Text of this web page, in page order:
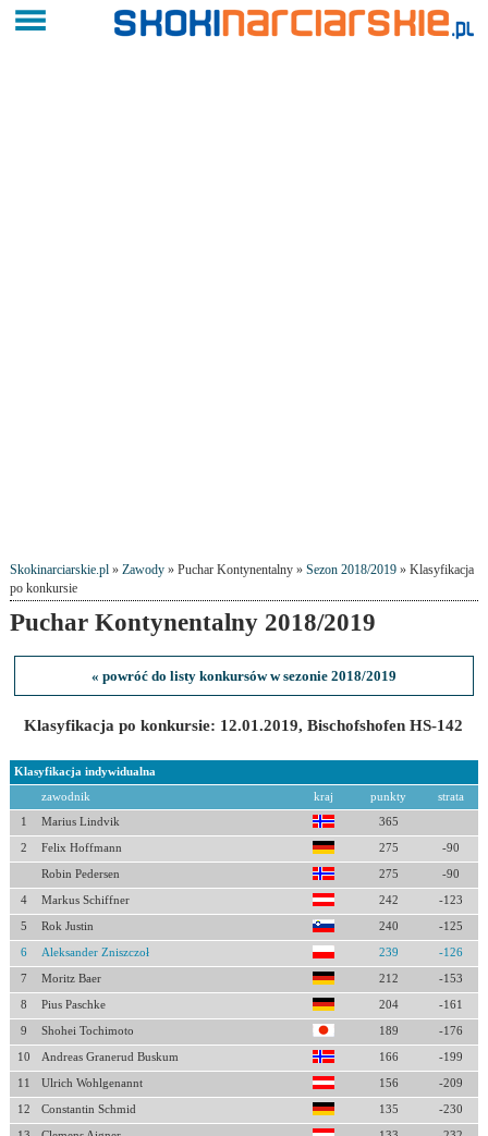
Skokinarciarskie.pl» Zawody» Puchar Kontynentalny » Sezon 2018/2019» Klasyfikacja
po konkursie
Puchar Kontynentalny 2018/2019
« powróć do listy konkursów w sezonie 2018/2019
Klasyfikacja po konkursie: 12.01.2019, Bischofshofen HS-142
Klasyfikacja indywidualna
zawodnik kraj punkty strata
1 Marius Lindvik 365
2 Felix Hoffmann 275 -90
Robin Pedersen 275 -90
4 Markus Schiffner 242 -123
5 Rok Justin 240 -125
6 Aleksander Zniszczoł 239 -126
7 Moritz Baer 212 -153
8 Pius Paschke 204 -161
9 Shohei Tochimoto 189 -176
10 Andreas Granerud Buskum 166 -199
11 Ulrich Wohlgenannt 156 -209
12 Constantin Schmid 135 -230